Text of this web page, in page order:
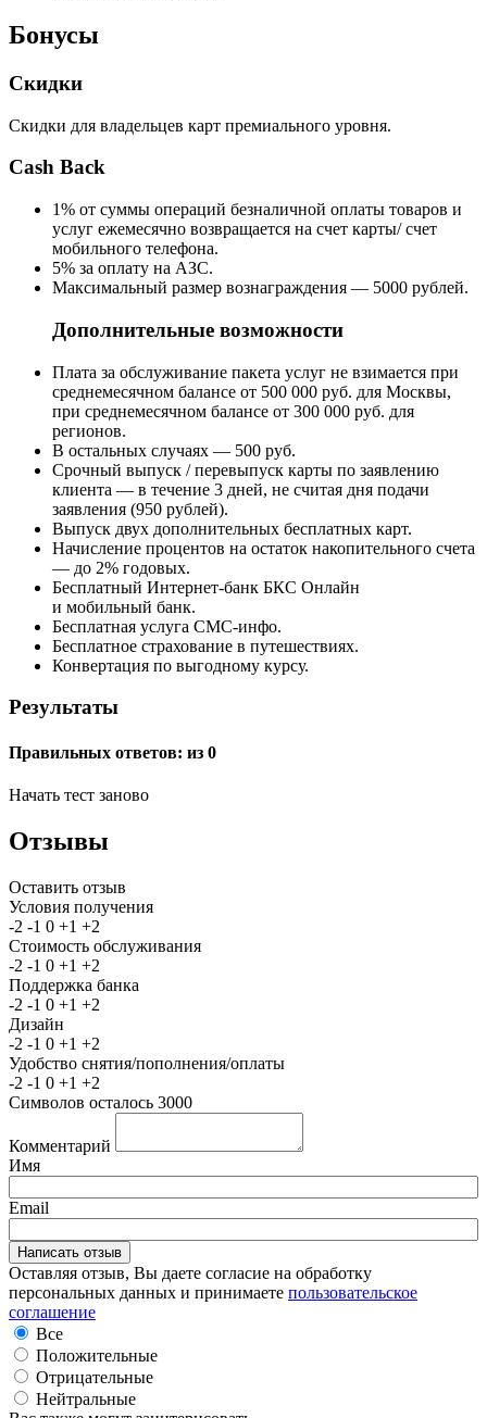
Бонусы
Скидки
Скидки для владельцев карт премиального уровня.
Cash Back
1% от суммы операций безналичной оплаты товаров и
услуг ежемесячно возвращается на счет карты/ счет
мобильного телефона.
5% за оплату на АЗС.
Максимальный размер вознаграждения — 5000 рублей.
Дополнительные возможности
Плата за обслуживание пакета услуг не взимается при
среднемесячном балансе от 500 000 руб. для Москвы,
при среднемесячном балансе от 300 000 руб. для
регионов.
В остальных случаях — 500 руб.
Срочный выпуск / перевыпуск карты по заявлению
клиента — в течение 3 дней, не считая дня подачи
заявления (950 рублей).
Выпуск двух дополнительных бесплатных карт.
Начисление процентов на остаток накопительного счета
— до 2% годовых.
Бесплатный Интернет-банк БКС Онлайн
и мобильный банк.
Бесплатная услуга СМС-инфо.
Бесплатное страхование в путешествиях.
Конвертация по выгодному курсу.
Результаты
Правильных ответов: из 0
Начать тест заново
Отзывы
Оставить отзыв
Условия получения
-2 -1 0 +1 +2
Стоимость обслуживания
-2 -1 0 +1 +2
Поддержка банка
-2 -1 0 +1 +2
Дизайн
-2 -1 0 +1 +2
Удобство снятия/пополнения/оплаты
-2 -1 0 +1 +2
Символов осталось 3000
Комментарий
Имя
Email
Оставляя отзыв, Вы даете согласие на обработку
персональных данных и принимаете пользовательское
соглашение
Все
Положительные
Отрицательные
Нейтральные